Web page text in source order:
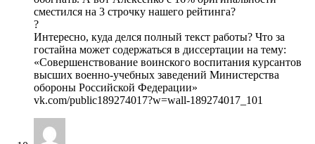
сместился на 3 строчку нашего рейтинга?
?
Интересно, куда делся полный текст работы? Что за
гостайна может содержаться в диссертации на тему:
«Совершенствование воинского воспитания курсантов
высших военно-учебных заведений Министерства
обороны Российской Федерации»
vk.com/public189274017?w=wall-189274017_101